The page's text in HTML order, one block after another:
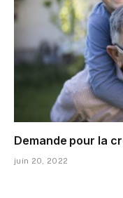
Demande pour la
juin 20, 2022